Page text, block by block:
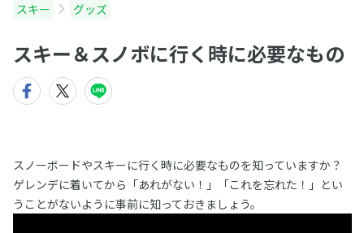
スキー グッズ
スキー＆スノボに行く時に必要なもの
スノーボードやスキーに行く時に必要なものを知っていますか？
ゲレンデに着いてから「あれがない！」「これを忘れた！」とい
うことがないように事前に知っておきましょう。